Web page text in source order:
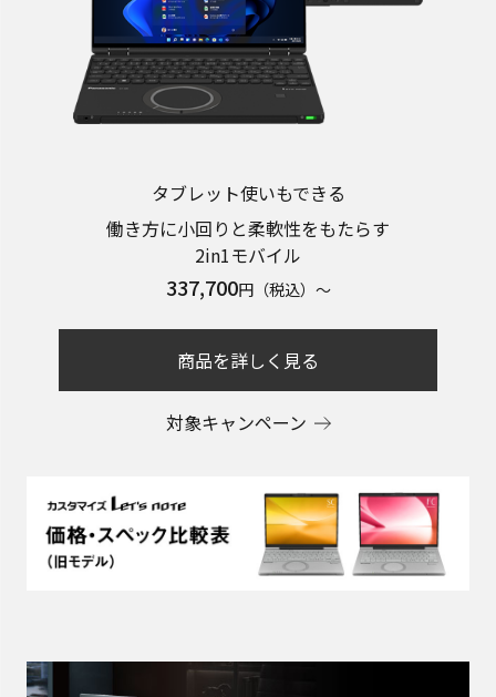
タブレット使いもできる
働き方に小回りと柔軟性をもたらす
2in1モバイル
337,700円（税込）～
商品を詳しく見る
対象キャンペーン